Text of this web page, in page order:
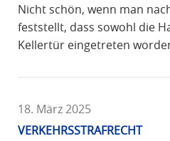
Nicht schön, wenn man
feststellt, dass sowohl die
Kellertür eingetreten
18. März 2025
VERKEHRSSTRAFRECHT